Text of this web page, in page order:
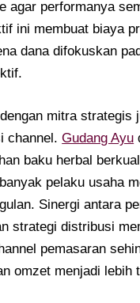
agar performanya
ini membuat biaya
dana difokuskan
mitra strategis
channel.Gudang Ayu
baku herbal
pelaku usaha
Sinergi antara
strategi distribusi
pemasaran
omzet menjadi lebih